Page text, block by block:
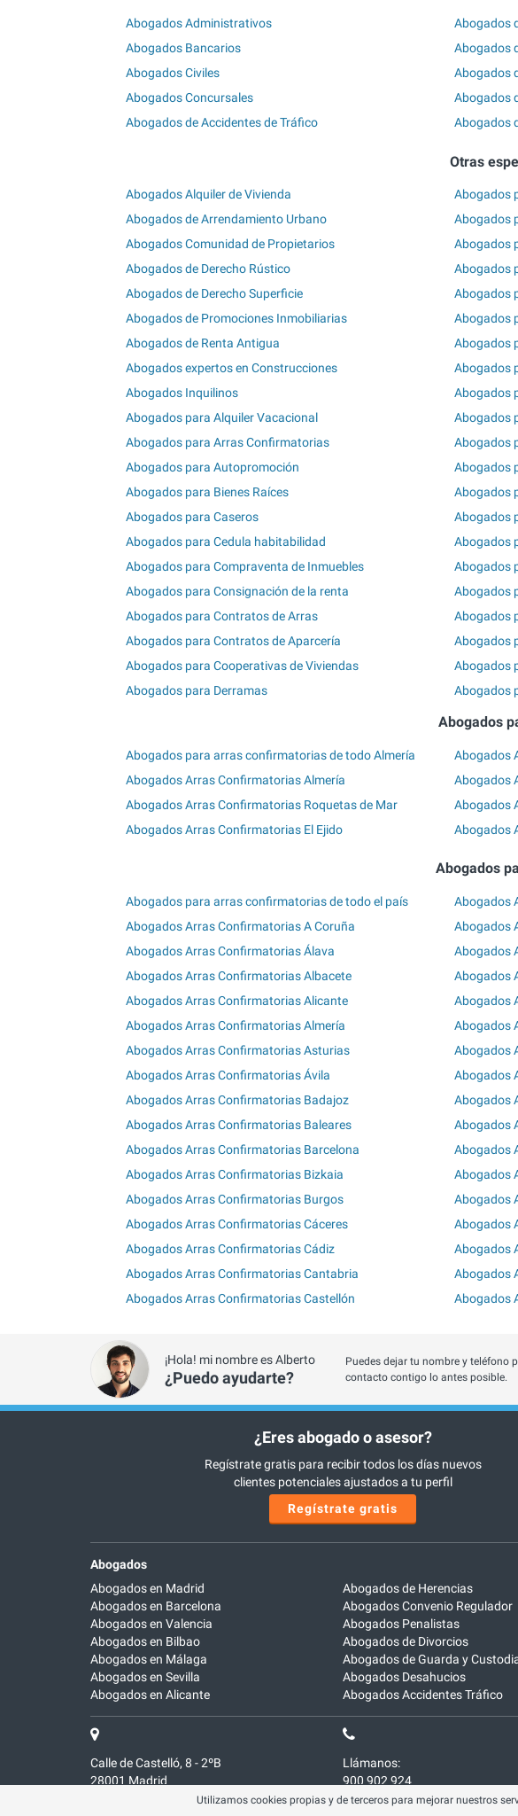
Abogados Administrativos
Abogados Bancarios
Abogados Civiles
Abogados Concursales
Abogados de Accidentes de Tráfico
Abogados
Abogados
Abogados
Abogados
Abogados
Otras
Abogados Alquiler de Vivienda
Abogados de Arrendamiento Urbano
Abogados Comunidad de Propietarios
Abogados de Derecho Rústico
Abogados de Derecho Superficie
Abogados de Promociones Inmobiliarias
Abogados de Renta Antigua
Abogados expertos en Construcciones
Abogados Inquilinos
Abogados para Alquiler Vacacional
Abogados para Arras Confirmatorias
Abogados para Autopromoción
Abogados para Bienes Raíces
Abogados para Caseros
Abogados para Cedula habitabilidad
Abogados para Compraventa de Inmuebles
Abogados para Consignación de la renta
Abogados para Contratos de Arras
Abogados para Contratos de Aparcería
Abogados para Cooperativas de Viviendas
Abogados para Derramas
Abogados
Abogados
Abogados
Abogados
Abogados
Abogados
Abogados
Abogados
Abogados
Abogados
Abogados
Abogados
Abogados
Abogados
Abogados
Abogados
Abogados
Abogados
Abogados
Abogados
Abogados
Abogados
Abogados para arras confirmatorias de todo Almería
Abogados Arras Confirmatorias Almería
Abogados Arras Confirmatorias Roquetas de Mar
Abogados Arras Confirmatorias El Ejido
Abogados
Abogados
Abogados
Abogados
Abogados
Abogados para arras confirmatorias de todo el país
Abogados Arras Confirmatorias A Coruña
Abogados Arras Confirmatorias Álava
Abogados Arras Confirmatorias Albacete
Abogados Arras Confirmatorias Alicante
Abogados Arras Confirmatorias Almería
Abogados Arras Confirmatorias Asturias
Abogados Arras Confirmatorias Ávila
Abogados Arras Confirmatorias Badajoz
Abogados Arras Confirmatorias Baleares
Abogados Arras Confirmatorias Barcelona
Abogados Arras Confirmatorias Bizkaia
Abogados Arras Confirmatorias Burgos
Abogados Arras Confirmatorias Cáceres
Abogados Arras Confirmatorias Cádiz
Abogados Arras Confirmatorias Cantabria
Abogados Arras Confirmatorias Castellón
Abogados
Abogados
Abogados
Abogados
Abogados
Abogados
Abogados
Abogados
Abogados
Abogados
Abogados
Abogados
Abogados
Abogados
Abogados
Abogados
Abogados
¡Hola! mi nombre es Alberto
¿Puedo ayudarte?
Puedes dejar tu nombre y teléfono
contacto contigo lo antes posible.
¿Eres abogado o asesor?
Regístrate gratis para recibir todos los días nuevos
clientes potenciales ajustados a tu perfil
Regístrate gratis
Abogados
Abogados en Madrid
Abogados en Barcelona
Abogados en Valencia
Abogados en Bilbao
Abogados en Málaga
Abogados en Sevilla
Abogados en Alicante
Abogados de Herencias
Abogados Convenio Regulador
Abogados Penalistas
Abogados de Divorcios
Abogados de Guarda y
Abogados Desahucios
Abogados Accidentes Tráfico
Calle de Castelló, 8 - 2ºB
28001 Madrid
Llámanos:
900 902 924
Utilizamos cookies propias y de terceros para mejorar nuestros